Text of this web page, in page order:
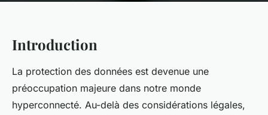
Introduction
La protection des données est devenue une
préoccupation majeure dans notre monde
hyperconnecté. Au-delà des considérations légales,